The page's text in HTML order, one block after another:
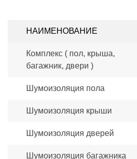
НАИМЕНОВАНИЕ
Комплекс ( пол, крыша,
багажник, двери )
Шумоизоляция пола
Шумоизоляция крыши
Шумоизоляция дверей
Шумоизоляция багажника